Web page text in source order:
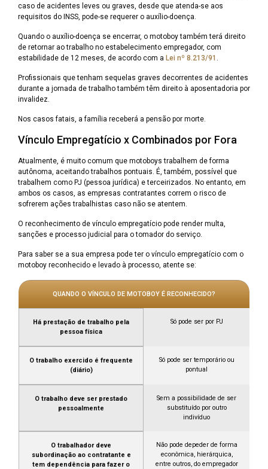
caso de acidentes leves ou graves, desde que atenda-se aos
requisitos do INSS, pode-se requerer o auxílio-doença.
Quando o auxílio-doença se encerrar, o motoboy também terá direito
de retornar ao trabalho no estabelecimento empregador, com
estabilidade de 12 meses, de acordo com a Lei nº 8.213/91
Profissionais que tenham sequelas graves decorrentes de acidentes
durante a jornada de trabalho também têm direito à aposentadoria por
invalidez.
Nos casos fatais, a família receberá a pensão por morte.
Vínculo Empregatício x Combinados por Fora
Atualmente, é muito comum que motoboys trabalhem de forma
autônoma, aceitando trabalhos pontuais. É, também, possível que
trabalhem como PJ (pessoa jurídica) e terceirizados. No entanto, em
ambos os casos, as empresas contratantes correm o risco de
sofrerem ações trabalhistas caso não se atentem.
O reconhecimento de vínculo empregatício pode render multa,
sanções e processo judicial para o tomador do serviço.
Para saber se a sua empresa pode ter o vínculo empregatício com o
motoboy reconhecido e levado à processo, atente se:
QUANDO O VÍNCULO DE MOTOBOY É RECONHECIDO?
Há prestação de trabalho pela
pessoa física
Só pode ser por PJ
O trabalho exercido é frequente
(diário)
Só pode ser temporário ou
pontual
O trabalho deve ser prestado
pessoalmente
Sem a possibilidade de ser
substituído por outro
indivíduo
O trabalhador deve
subordinação ao contratante e
tem dependência para fazer o
Não pode depeder de forma
econômica, hierárquica,
entre outros, do empregador